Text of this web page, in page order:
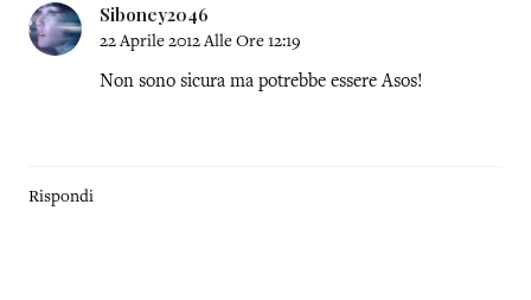
Siboney2046
22 Aprile 2012 Alle Ore 12:19
Non sono sicura ma potrebbe essere Asos!
Rispondi